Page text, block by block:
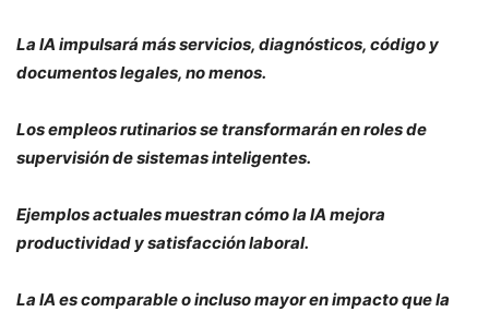
La IA impulsará más servicios, diagnósticos, código y
documentos legales, no menos.
Los empleos rutinarios se transformarán en roles de
supervisión de sistemas inteligentes.
Ejemplos actuales muestran cómo la IA mejora
productividad y satisfacción laboral.
La IA es comparable o incluso mayor en impacto que la